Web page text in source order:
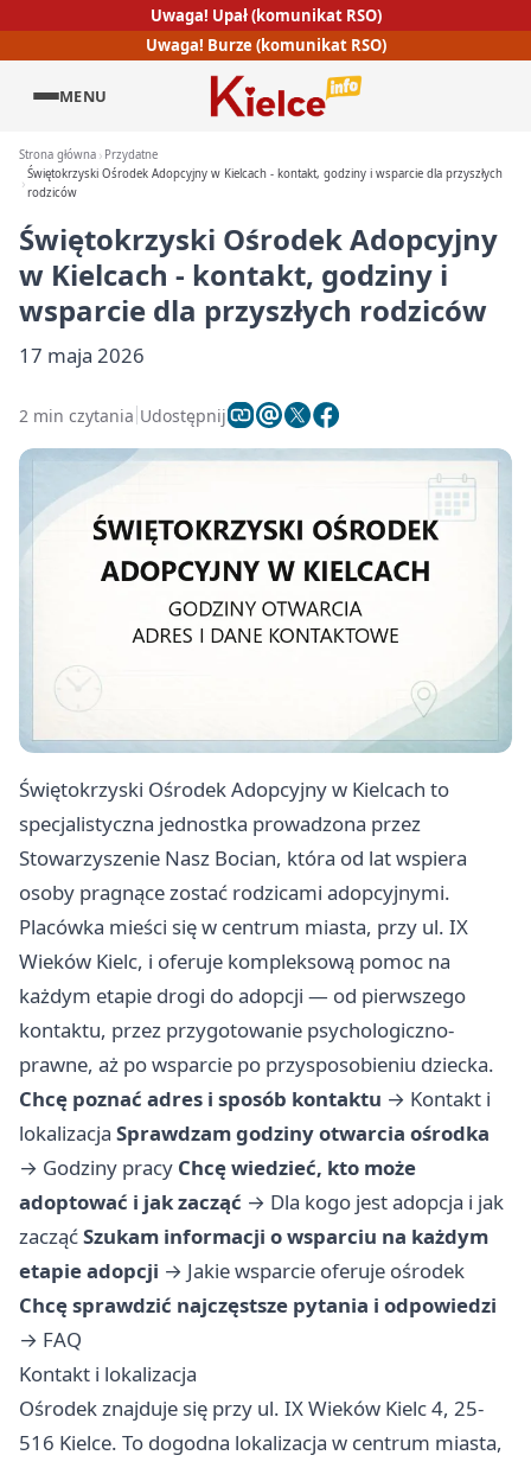
Uwaga! Upał (komunikat RSO)
Uwaga! Burze (komunikat RSO)
MENU
Strona główna
Przydatne
Świętokrzyski Ośrodek Adopcyjny w Kielcach - kontakt, godziny i wsparcie dla przyszłych
rodziców
Świętokrzyski Ośrodek Adopcyjny
w Kielcach - kontakt, godziny i
wsparcie dla przyszłych rodziców
17 maja 2026
2 min czytania Udostępnij
Świętokrzyski Ośrodek Adopcyjny w Kielcach to
specjalistyczna jednostka prowadzona przez
Stowarzyszenie Nasz Bocian, która od lat wspiera
osoby pragnące zostać rodzicami adopcyjnymi.
Placówka mieści się w centrum miasta, przy ul. IX
Wieków Kielc, i oferuje kompleksową pomoc na
każdym etapie drogi do adopcji — od pierwszego
kontaktu, przez przygotowanie psychologiczno-
prawne, aż po wsparcie po przysposobieniu dziecka.
Chcę poznać adres i sposób kontaktu → Kontakt i
lokalizacja Sprawdzam godziny otwarcia ośrodka
→ Godziny pracy Chcę wiedzieć, kto może
adoptować i jak zacząć → Dla kogo jest adopcja i jak
zacząćSzukam informacji o wsparciu na każdym
etapie adopcji → Jakie wsparcie oferuje ośrodek
Chcę sprawdzić najczęstsze pytania i odpowiedzi
→ FAQ
Kontakt i lokalizacja
Ośrodek znajduje się przy ul. IX Wieków Kielc 4, 25-
516 Kielce. To dogodna lokalizacja w centrum miasta,